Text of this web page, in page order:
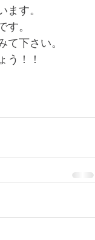
す。
。
下さい。
う！！